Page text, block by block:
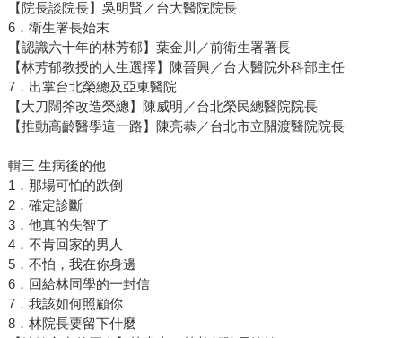
【院長談院長】吳明賢／台大醫院院長
6．衛生署長始末
【認識六十年的林芳郁】葉金川／前衛生署署長
【林芳郁教授的人生選擇】陳晉興／台大醫院外科部主任
7．出掌台北榮總及亞東醫院
【大刀闊斧改造榮總】陳威明／台北榮民總醫院院長
【推動高齡醫學這一路】陳亮恭／台北市立關渡醫院院長
輯三 生病後的他
1．那場可怕的跌倒
2．確定診斷
3．他真的失智了
4．不肯回家的男人
5．不怕，我在你身邊
6．回給林同學的一封信
7．我該如何照顧你
8．林院長要留下什麼